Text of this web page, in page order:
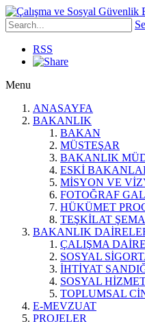
RSS
Menu
ANASAYFA
BAKANLIK
BAKAN
MÜSTEŞAR
BAKANLIK
ESKİ
MİSYON VE
FOTOĞRAF
HÜKÜMET
TEŞKİLAT
BAKANLIK
ÇALIŞMA
SOSYAL
İHTİYAT
SOSYAL
TOPLUMSAL
E-MEVZUAT
PROJELER